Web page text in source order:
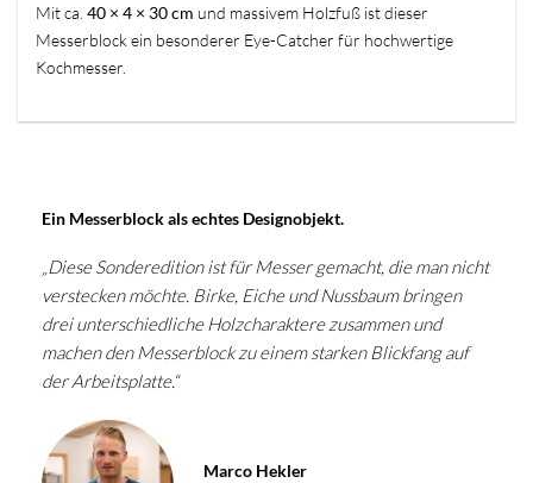
Mit ca. 40 × 4 × 30 cm und massivem Holzfuß ist dieser
Messerblock ein besonderer Eye-Catcher für hochwertige
Kochmesser.
Ein Messerblock als echtes Designobjekt.
„Diese Sonderedition ist für Messer gemacht, die man nicht
verstecken möchte. Birke, Eiche und Nussbaum bringen
drei unterschiedliche Holzcharaktere zusammen und
machen den Messerblock zu einem starken Blickfang auf
der Arbeitsplatte.“
Marco Hekler